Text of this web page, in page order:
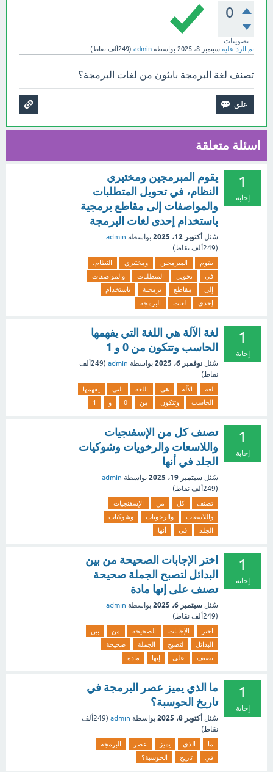
0
تصويتات
تم الرد عليه سبتمبر 8، 2025 بواسطة admin
(249ألف نقاط)
تصنف لغة البرمجة بايثون من لغات البرمجة؟
اسئلة متعلقة
1
إجابة
يقوم المبرمجين ومختبري
النظام، في تحويل المتطلبات
والمواصفات إلى مقاطع برمجية
باستخدام إحدى لغات البرمجة
سُئل أكتوبر 12، 2025 بواسطة admin
(249ألف نقاط)
يقوم المبرمجين ومختبري
النظام،
في
تحويل المتطلبات
والمواصفات
إلى
مقاطع برمجية
باستخدام
إحدى
لغات البرمجة
1
إجابة
لغة الآلة هي اللغة التي يفهمها
الحاسب وتتكون من 0 و 1
سُئل نوفمبر 6، 2025 بواسطة admin
(249ألف
نقاط)
لغة الآلة هي اللغة التي
يفهمها
الحاسب
وتتكون من 0 و 1
1
إجابة
تصنف كل من الإسفنجيات
واللاسعات والرخويات وشوكيات
الجلد في أنها
سُئل سبتمبر 19، 2025 بواسطة admin
(249ألف نقاط)
تصنف كل من
الإسفنجيات
واللاسعات
والرخويات
وشوكيات
الجلد
في أنها
1
إجابة
اختر الإجابات الصحيحة من بين
البدائل لتصبح الجملة صحيحة
تصنف على إنها مادة
سُئل سبتمبر 6، 2025 بواسطة admin
(249ألف نقاط)
اختر الإجابات الصحيحة من
بين
البدائل
لتصبح الجملة
صحيحة
تصنف
على إنها مادة
1
إجابة
ما الذي يميز عصر البرمجة في
تاريخ الحوسبة؟
سُئل أكتوبر 8، 2025 بواسطة admin
(249ألف
نقاط)
ما الذي يميز عصر
البرمجة
في
تاريخ الحوسبة؟